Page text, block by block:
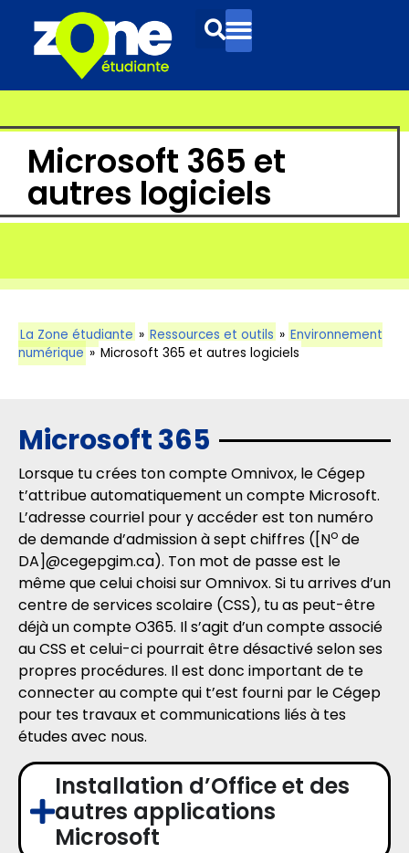
Microsoft 365 et
autres logiciels
La Zone étudiante » Ressources et outils » Environnement
numérique » Microsoft 365 et autres logiciels
Microsoft 365
Lorsque tu crées ton compte Omnivox, le Cégep
t’attribue automatiquement un compte Microsoft.
L’adresse courriel pour y accéder est ton numéro
de demande d’admission à sept chiffres ([No de
DA]@cegepgim.ca). Ton mot de passe est le
même que celui choisi sur Omnivox. Si tu arrives d’un
centre de services scolaire (CSS), tu as peut-être
déjà un compte O365. Il s’agit d’un compte associé
au CSS et celui-ci pourrait être désactivé selon ses
propres procédures. Il est donc important de te
connecter au compte qui t’est fourni par le Cégep
pour tes travaux et communications liés à tes
études avec nous.
Installation d’Office et des
autres applications
Microsoft